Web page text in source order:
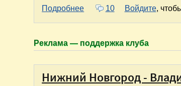
Подробнее о Нижний Новгород -
10 Войдите,
Реклама — поддержка клуба
Нижний Новгород -